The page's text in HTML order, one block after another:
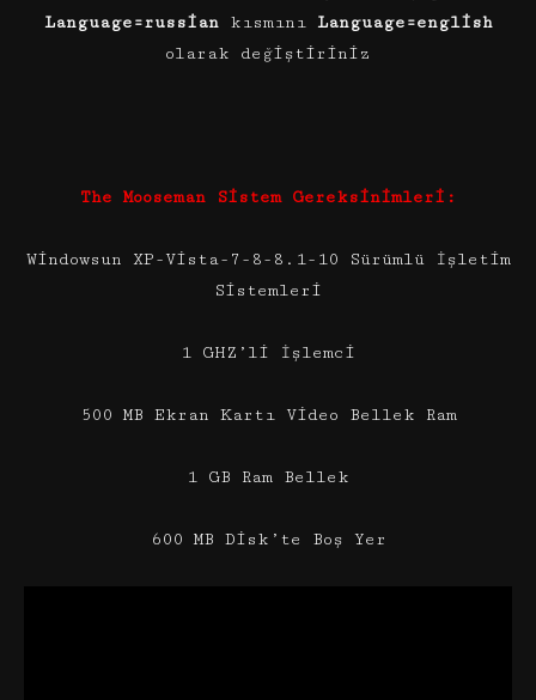
Language=russiankısmını Language=english
olarak değiştiriniz
The Mooseman Sistem Gereksinimleri:
Windowsun XP-Vista-7-8-8.1-10 Sürümlü İşletim
Sistemleri
1 GHZ’li İşlemci
500 MB Ekran Kartı Video Bellek Ram
1 GB Ram Bellek
600 MB Disk’te Boş Yer